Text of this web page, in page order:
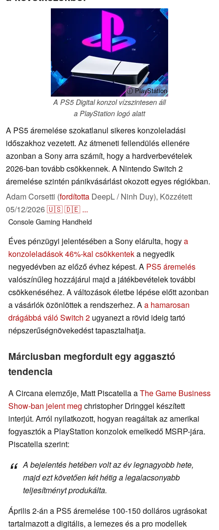
ⓘ PlayStation
A PS5 Digital konzol vízszintesen áll
a PlayStation logó alatt
A PS5 áremelése szokatlanul sikeres konzoleladási
időszakhoz vezetett. Az átmeneti fellendülés ellenére
azonban a Sony arra számít, hogy a hardverbevételek
2026-ban tovább csökkennek. A Nintendo Switch 2
áremelése szintén pánikvásárlást okozott egyes régiókban.
Adam Corsetti (fordította DeepL / Ninh Duy), Közzétett
05/12/2026🇺🇸🇩🇪 ...
ConsoleGaming Handheld
Éves pénzügyi jelentésében a Sony elárulta, hogya
konzoleladások 46%-kal csökkenteka negyedik
negyedévben az előző évhez képest. A PS5 áremelés
valószínűleg hozzájárul majd a játékbevételek további
csökkenéséhez. A változások életbe lépése előtt azonban
a vásárlók özönlöttek a rendszerhez. Aa hamarosan
drágábbá váló Switch 2 ugyanezt a rövid ideig tartó
népszerűségnövekedést tapasztalhatja.
Márciusban megfordult egy aggasztó
tendencia
A Circana elemzője, Matt Piscatella aThe Game Business
Show-ban jelent meg christopher Dringgel készített
interjút. Arról nyilatkozott, hogyan reagáltak az amerikai
fogyasztók a PlayStation konzolok emelkedő MSRP-jára.
Piscatella szerint:
A bejelentés hetében volt az év legnagyobb hete,
majd ezt követően két hétig a legalacsonyabb
teljesítményt produkálta.
Április 2-án a PS5 áremelése 100-150 dolláros ugrásokat
tartalmazott a digitális, a lemezes és a pro modellek